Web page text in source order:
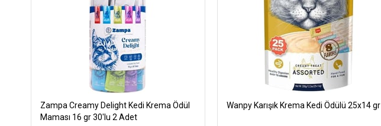
Zampa Creamy Delight Kedi Krema Ödül
Maması 16 gr 30'lu 2 Adet
Wanpy Karışık Krema Kedi Ödülü 25x14 gr